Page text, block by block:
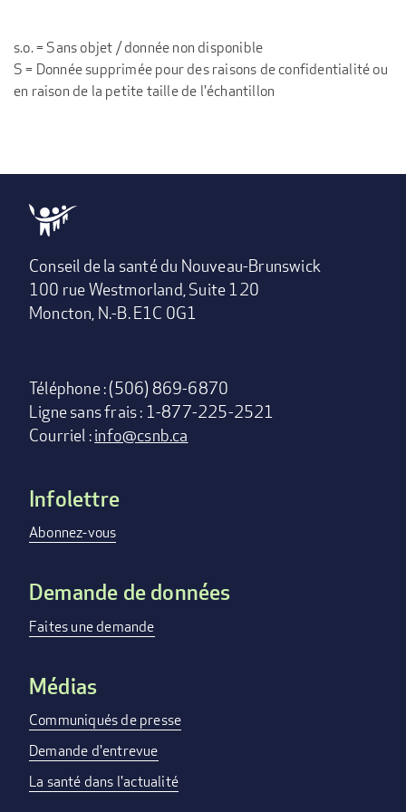
s.o. = Sans objet / donnée non disponible
S = Donnée supprimée pour des raisons de confidentialité ou
en raison de la petite taille de l'échantillon
Conseil de la santé du Nouveau-Brunswick
100 rue Westmorland, Suite 120
Moncton, N.-B. E1C 0G1
Téléphone : (506) 869-6870
Ligne sans frais : 1-877-225-2521
Courriel :info@csnb.ca
Footer
menu
Infolettre
Abonnez-vous
Demande de données
Faites une demande
Médias
Communiqués de presse
Demande d'entrevue
La santé dans l'actualité